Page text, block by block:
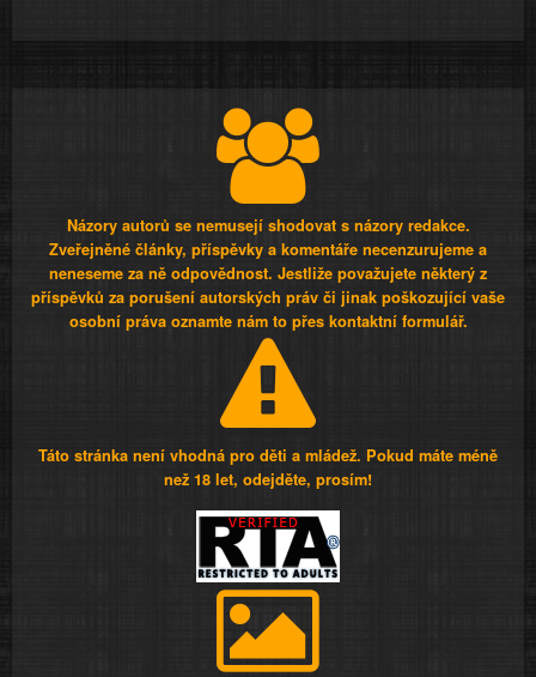
Názory autorů se nemusejí shodovat s názory redakce.
Zveřejněné články, příspěvky a komentáře necenzurujeme a
neneseme za ně odpovědnost. Jestliže považujete některý z
příspěvků za porušení autorských práv či jinak poškozující vaše
osobní práva oznamte nám to přes kontaktní formulář.
Táto stránka není vhodná pro děti a mládež. Pokud máte méně
než 18 let, odejděte, prosím!